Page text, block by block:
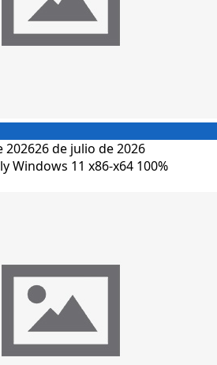
202626 de julio de 2026
Windows 11 x86-x64 100%